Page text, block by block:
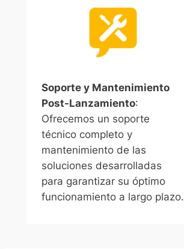
Soporte y Mantenimiento
Post-Lanzamiento:
Ofrecemos un soporte
técnico completo y
mantenimiento de las
soluciones desarrolladas
para garantizar su óptimo
funcionamiento a largo plazo.